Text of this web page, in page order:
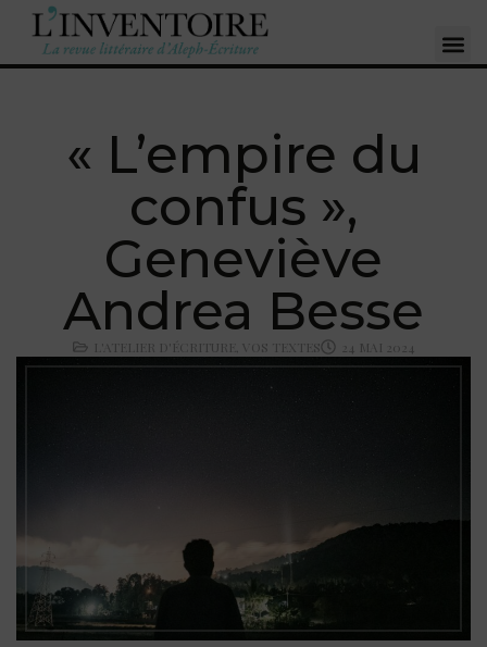
« L’empire du
confus »,
Geneviève
Andrea Besse
L'ATELIER D'ÉCRITURE VOS TEXTES 24 MAI 2024